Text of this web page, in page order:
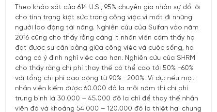
Theo khảo sát của 614 U.S., 95% chuyên gia nhân sự đổ lỗi
cho tình trạng kiệt sức trong công việc vì mất đi những
người lao động tài năng. Nghiên cứu của Suifan vào năm
2016 cũng cho thấy rằng càng ít nhân viên cảm thấy họ
đạt được sự cân bằng giữa công việc và cuộc sống, họ
càng có ý định nghỉ việc cao hơn. Nghiên cứu của SHRM
cho thấy rằng chi phí thay thế có thể cao tới 50% -60%
với tổng chi phí dao động từ 90% -200%. Ví dụ: nếu một
nhân viên kiếm được 60.000 đô la mỗi năm thì chi phí
trung bình là 30.000 – 45.000 đô la chỉ để thay thế nhân
viên đó và khoảng 54.000 – 120.000 đô la thiệt hại chung